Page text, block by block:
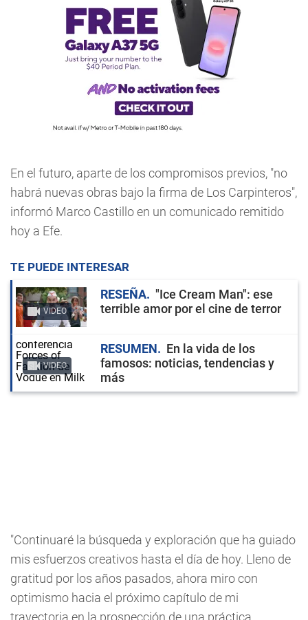
En el futuro, aparte de los compromisos previos, "no
habrá nuevas obras bajo la firma de Los Carpinteros",
informó Marco Castillo en un comunicado remitido
hoy a Efe.
TE PUEDE INTERESAR
VIDEO
RESEÑA
"Ice Cream Man": ese
terrible amor por el cine de terror
VIDEO
RESUMEN
En la vida de los
famosos: noticias, tendencias y
más
"Continuaré la búsqueda y exploración que ha guiado
mis esfuerzos creativos hasta el día de hoy. Lleno de
gratitud por los años pasados, ahora miro con
optimismo hacia el próximo capítulo de mi
trayectoria en la prospección de una práctica